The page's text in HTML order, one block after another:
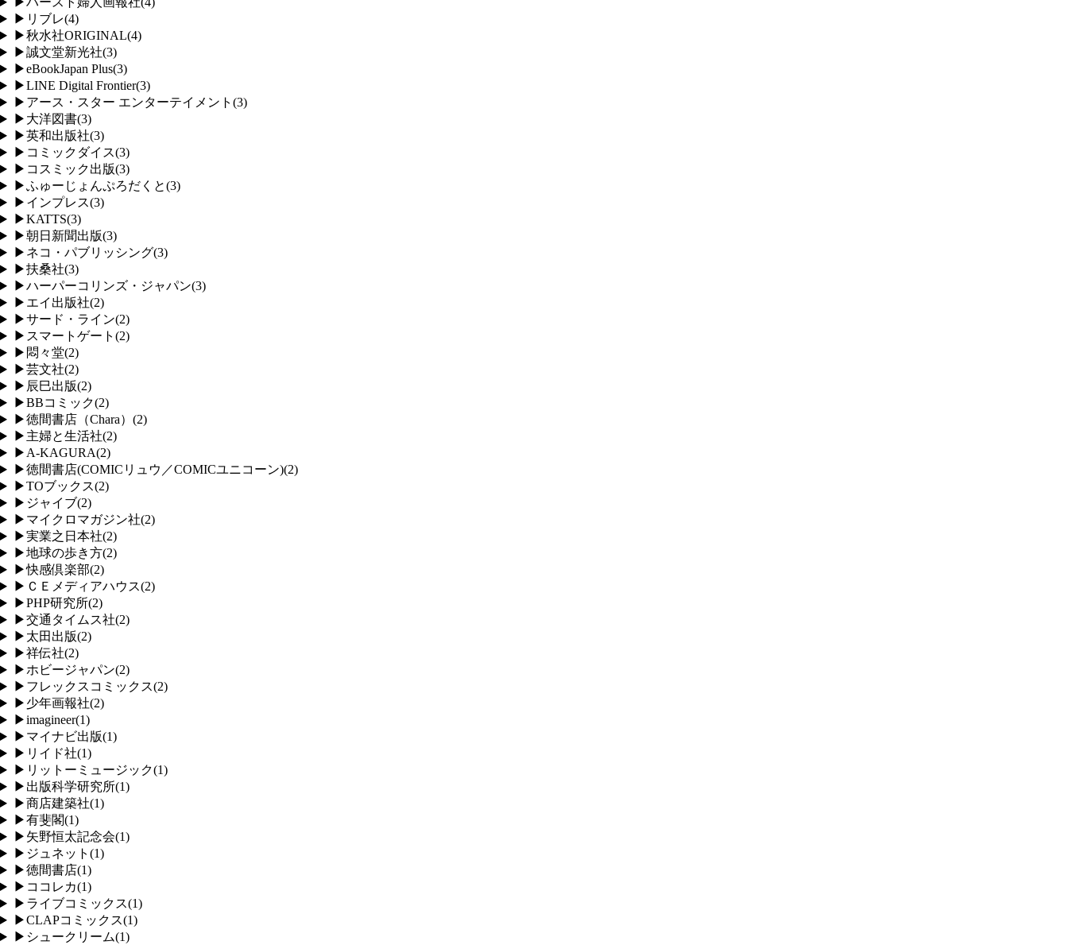
▶ リブレ(4)
▶秋水社ORIGINAL(4)
▶誠文堂新光社(3)
▶eBookJapan Plus(3)
▶LINE Digital Frontier(3)
▶ アース・スター エンターテイメント (3)
▶ 大洋図書(3)
▶英和出版社(3)
▶ コミックダイス(3)
▶ コスミック出版(3)
▶ふゅーじょんぷろだくと(3)
▶ インプレス(3)
▶KATTS(3)
▶朝日新聞出版(3)
▶ ネコ・パブリッシング(3)
▶扶桑社(3)
▶ハーパーコリンズ・ジャパン(3)
▶ エイ出版社(2)
▶サード・ライン(2)
▶ スマートゲート (2)
▶ 悶々堂(2)
▶芸文社(2)
▶ 辰巳出版(2)
▶BBコミック(2)
▶徳間書店（Chara） (2)
▶ 主婦と生活社(2)
▶ A-KAGURA(2)
▶徳間書店(COMICリュウ／COMICユニコーン)(2)
▶TOブックス(2)
▶ ジャイブ(2)
▶ マイクロマガジン社(2)
▶実業之日本社(2)
▶地球の歩き方(2)
▶快感倶楽部(2)
▶ ＣＥメディアハウス(2)
▶PHP研究所(2)
▶交通タイムス社(2)
▶ 太田出版(2)
▶祥伝社(2)
▶ ホビージャパン(2)
▶ フレックスコミックス(2)
▶ 少年画報社(2)
▶imagineer(1)
▶ マイナビ出版(1)
▶ リイド社(1)
▶ リットーミュージック(1)
▶ 出版科学研究所(1)
▶商店建築社(1)
▶有斐閣(1)
▶ 矢野恒太記念会(1)
▶ ジュネット (1)
▶徳間書店(1)
▶ ココレカ(1)
▶ ライブコミックス(1)
▶CLAPコミックス(1)
▶ シュークリーム(1)